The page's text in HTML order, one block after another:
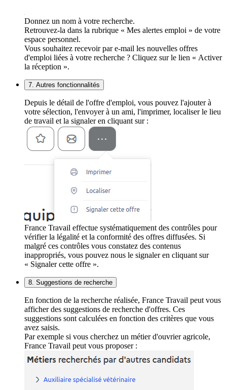
Donnez un nom à votre recherche.
Retrouvez-la dans la rubrique « Mes alertes emploi » de votre
espace personnel.
Vous souhaitez recevoir par e-mail les nouvelles offres
d'emploi liées à votre recherche ? Cliquez sur le lien « Activer
la réception ».
7. Autres fonctionnalités
Depuis le détail de l'offre d'emploi, vous pouvez l'ajouter à
votre sélection, l'envoyer à un ami, l'imprimer, localiser le lieu
de travail et la signaler en cliquant sur :
France Travail effectue systématiquement des contrôles pour
vérifier la légalité et la conformité des offres diffusées. Si
malgré ces contrôles vous constatez des contenus
inappropriés, vous pouvez nous le signaler en cliquant sur
« Signaler cette offre ».
8. Suggestions de recherche
En fonction de la recherche réalisée, France Travail peut vous
afficher des suggestions de recherche d'offres. Ces
suggestions sont calculées en fonction des critères que vous
avez saisis.
Par exemple si vous cherchez un métier d'ouvrier agricole,
France Travail peut vous proposer :